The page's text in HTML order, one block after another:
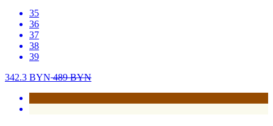
35
36
37
38
39
342.3 BYN489BYN